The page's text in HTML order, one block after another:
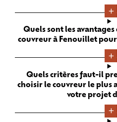
Quels sont les
couvreur à Fenouillet
Quels critères faut-il
choisir le couvreur le plus
votre projet